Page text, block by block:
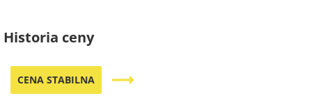
Historia ceny
CENA STABILNA trending_flat